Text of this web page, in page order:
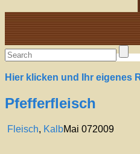
Alte Rezepte online
Hier klicken und Ihr eigenes
Pfefferfleisch
Fleisch, KalbMai 072009